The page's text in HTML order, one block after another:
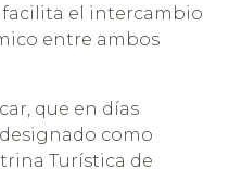
el intercambio
entre ambos
que en días
como
Turística de